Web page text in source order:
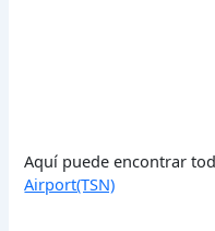
Aquí puede encontrar
Airport(TSN)